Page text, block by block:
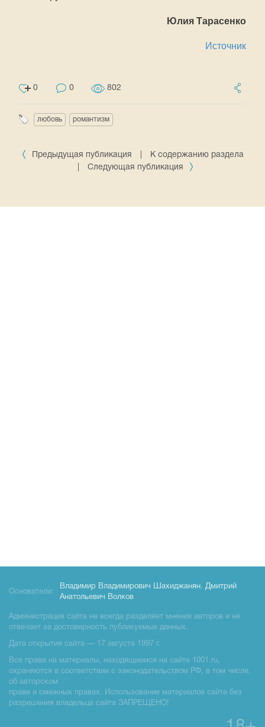
Юлия Тарасенко
Источник
0 0 802
любовь романтизм
Предыдущая публикация
К содержанию раздела
Следующая публикация
Основатели:
Владимир Владимирович Шахиджанян, Дмитрий
Анатольевич Волков
Администрация сайта не всегда разделяет мнения авторов и не
отвечает за достоверность публикуемых данных.
Дата открытия сайта — 17 августа 1997 г.
Все права на материалы, находящиемся на сайте 1001.ru,
охраняются в соответствии с законодательством РФ, в том числе,
об авторском
праве и смежных правах. Использование материалов сайте без
разрешения владельца сайта ЗАПРЕЩЕНО!